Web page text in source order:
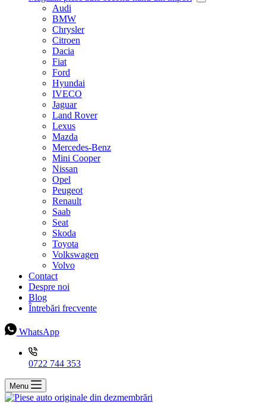
Audi
BMW
Chrysler
Citroen
Dacia
Fiat
Ford
Hyundai
IVECO
Jaguar
Land Rover
Lexus
Mazda
Mercedes-Benz
Mini Cooper
Nissan
Opel
Peugeot
Renault
Saab
Seat
Skoda
Toyota
Volkswagen
Volvo
Contact
Despre noi
Blog
Întrebări frecvente
WhatsApp
0722 744 353
Menu